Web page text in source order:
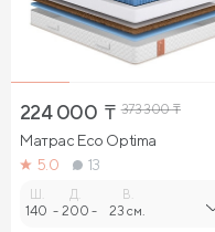
224 000 ₸ 373 300₸
Матрас Eco Optima
5.0
13
140 -
Д.
200 -
В.
23 см.